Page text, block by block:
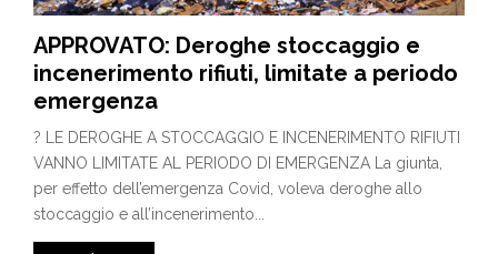
APPROVATO: Deroghe stoccaggio e
incenerimento rifiuti, limitate a periodo
emergenza
? LE DEROGHE A STOCCAGGIO E INCENERIMENTO RIFIUTI
VANNO LIMITATE AL PERIODO DI EMERGENZA La giunta,
per effetto dell’emergenza Covid, voleva deroghe allo
stoccaggio e all’incenerimento...